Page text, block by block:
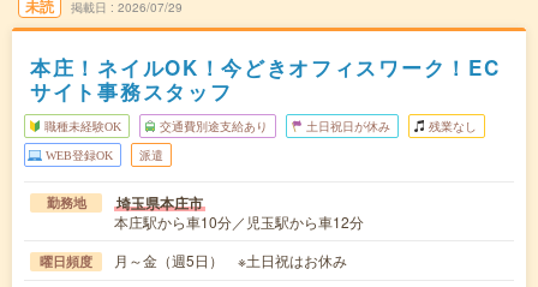
未読 掲載日 2026/07/29
本庄！ネイルOK！今どきオフィスワーク！EC
サイト事務スタッフ
職種未経験OK 交通費別途支給あり 土日祝日が休み 残業なし
WEB登録OK 派遣
勤務地 埼玉県本庄市
本庄駅から車10分／児玉駅から車12分
曜日頻度 月～金（週5日） ※土日祝はお休み